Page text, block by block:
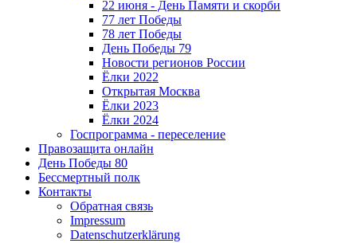
22 июня - День Памяти и скорби
77 лет Победы
78 лет Победы
День Победы 79
Новости регионов России
Ёлки 2022
Открытая Москва
Ёлки 2023
Ёлки 2024
Госпрограмма - переселение
Правозащита онлайн
День Победы 80
Бессмертный полк
Контакты
Обратная связь
Impressum
Datenschutzerklärung